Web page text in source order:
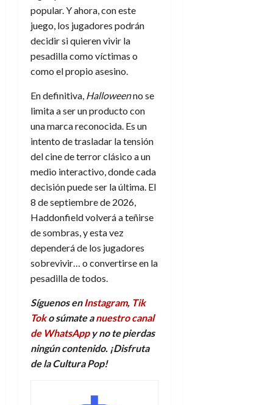
popular. Y ahora, con este
juego, los jugadores podrán
decidir si quieren vivir la
pesadilla como víctimas o
como el propio asesino.
En definitiva, Halloweenno se
limita a ser un producto con
una marca reconocida. Es un
intento de trasladar la tensión
del cine de terror clásico a un
medio interactivo, donde cada
decisión puede ser la última. El
8 de septiembre de 2026,
Haddonfield volverá a teñirse
de sombras, y esta vez
dependerá de los jugadores
sobrevivir… o convertirse en la
pesadilla de todos.
Síguenos enInstagram, Tik
Toko súmate anuestro canal
de WhatsAppy no te pierdas
ningún contenido. ¡Disfruta
de la Cultura Pop!